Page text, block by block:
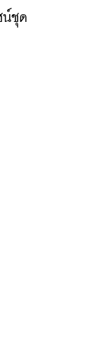
น์ชุด